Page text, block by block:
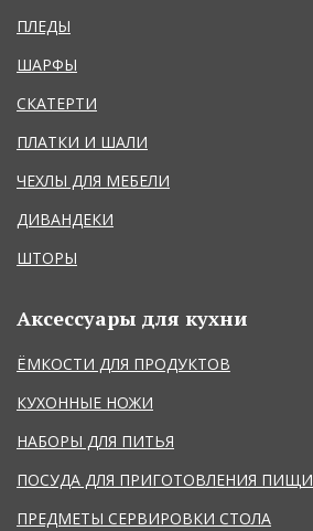
ПЛЕДЫ
ШАРФЫ
СКАТЕРТИ
ПЛАТКИ И ШАЛИ
ЧЕХЛЫ ДЛЯ МЕБЕЛИ
ДИВАНДЕКИ
ШТОРЫ
Аксессуары для кухни
ЁМКОСТИ ДЛЯ ПРОДУКТОВ
КУХОННЫЕ НОЖИ
НАБОРЫ ДЛЯ ПИТЬЯ
ПОСУДА ДЛЯ ПРИГОТОВЛЕНИЯ ПИЩИ
ПРЕДМЕТЫ СЕРВИРОВКИ СТОЛА